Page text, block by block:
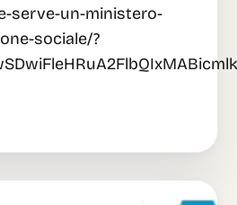
serve-un-ministero-
sociale/?